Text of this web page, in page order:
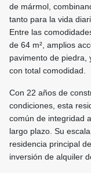
de mármol,
tanto para la vida
Entre las
de 64 m², amplios
pavimento de piedra,
con total comodidad.
Con 22 años de
condiciones, esta
común de integridad
largo plazo. Su
residencia principal
inversión de alquiler